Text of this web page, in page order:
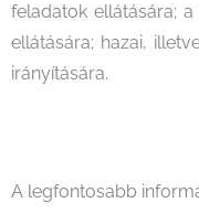
feladatok ellátására;
ellátására; hazai,
irányítására.
A legfontosabb